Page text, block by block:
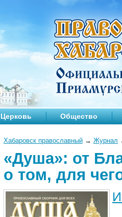
Церковь Общество
Хабаровск православный → Журнал
«Душа»: от
о том, для